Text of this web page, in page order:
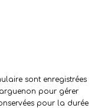
sont enregistrées
pour gérer
pour la durée